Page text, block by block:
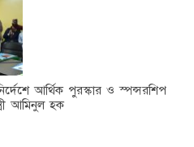
আর্থিক পুরস্কার ও স্পন্সরশিপ
আমিনুল হক